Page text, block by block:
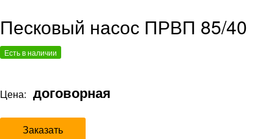
Песковый насос ПРВП 85/40
Есть в наличии
Цена: договорная
Заказать